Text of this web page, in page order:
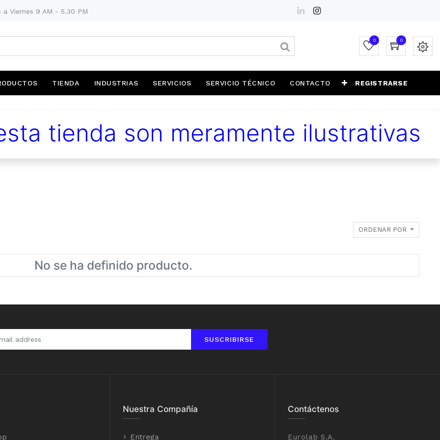
a Viernes 9 AM - 5.30 PM
0 0
TIENDA INDUSTRIAS SERVICIOS SERVICIO TÉCNICO CONTACTO REGISTRARSE
tienda son meramente ilustrativas
ORDENAR POR
No se ha definido producto.
SUSCRIBIRSE
Nuestra Compañía
Entrega
Contáctenos
Eurolab S.A.